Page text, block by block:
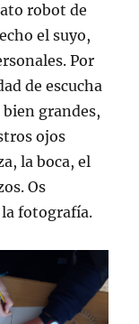
robot de
el suyo,
Por
de escucha
grandes,
ojos
la boca, el
Os
fotografía.